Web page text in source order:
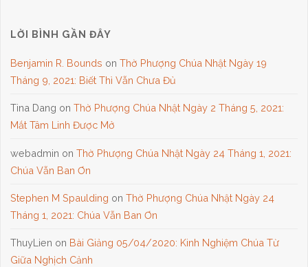
LỜI BÌNH GẦN ĐÂY
Benjamin R. Bounds onThờ Phượng Chúa Nhật Ngày 19
Tháng 9, 2021: Biết Thì Vẫn Chưa Đủ
Tina Dang onThờ Phượng Chúa Nhật Ngày 2 Tháng 5, 2021:
Mắt Tâm Linh Được Mở
webadmin onThờ Phượng Chúa Nhật Ngày 24 Tháng 1, 2021:
Chúa Vẫn Ban Ơn
Stephen M Spaulding onThờ Phượng Chúa Nhật Ngày 24
Tháng 1, 2021: Chúa Vẫn Ban Ơn
ThuyLien on Bài Giảng 05/04/2020: Kinh Nghiệm Chúa Từ
Giữa Nghịch Cảnh